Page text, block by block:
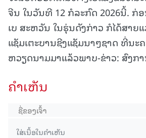
ຈີນ ໃນວັນທີ 12 ກໍລະກົດ 2026ນີ້. ກ່
ເບ ສະຫວັນ ໃນຮຸ່ນດັງກ່າວ ກໍໄດ້ສາຍ
ແຊັມເຕະບານຊີງແຊັມນາໆຊາດ ທີ່ນ
ຫວຽດນາມມາແລ້ວພາບ-ຂ່າວ: ສົງກ
ຄໍາເຫັນ